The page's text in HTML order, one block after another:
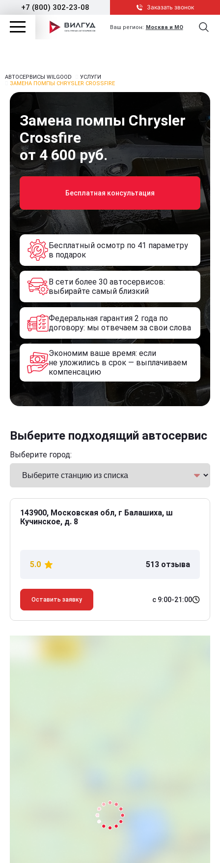
+7 (800) 302-23-08 Заказать звонок
Ваш регион: Москва и МО
АВТОСЕРВИСЫ WILGOOD
УСЛУГИ
ЗАМЕНА ПОМПЫ CHRYSLER CROSSFIRE
Замена помпы Chrysler
Crossfire
от 4 600 руб.
Бесплатная консультация
Бесплатный осмотр по 41 параметру
в подарок
В сети более 30 автосервисов:
выбирайте самый близкий
Федеральная гарантия 2 года по
договору: мы отвечаем за свои слова
Экономим ваше время: если
не уложились в срок — выплачиваем
компенсацию
Выберите подходящий автосервис
Выберите город:
143900, Московская обл, г Балашиха, ш
Кучинское, д. 8
5.0 513 отзыва
Оставить заявку с 9:00-21:00